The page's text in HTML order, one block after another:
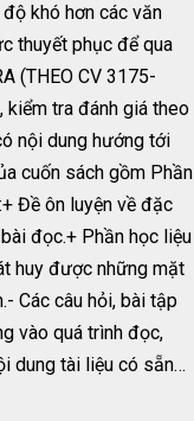
khó hơn các văn
thuyết phục để qua
(THEO CV 3175-
kiểm tra đánh giá theo
nội dung hướng tới
cuốn sách gồm Phần
Đề ôn luyện về đặc
đọc.+ Phần học liệu
huy được những mặt
Các câu hỏi, bài tập
vào quá trình đọc,
dung tài liệu có sẵn…